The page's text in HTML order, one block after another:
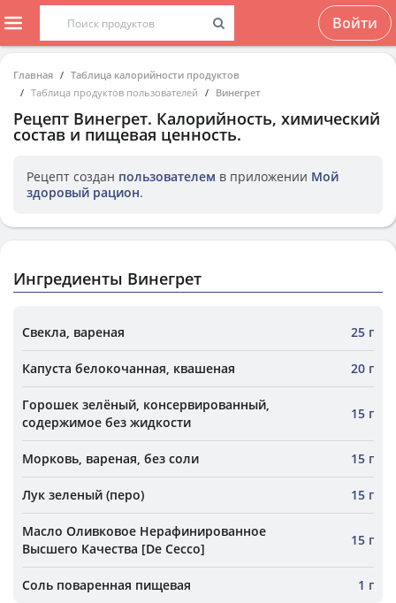
Войти
Главная
Таблица калорийности продуктов
Таблица продуктов пользователей
Винегрет
Рецепт Винегрет. Калорийность, химический
состав и пищевая ценность.
Рецепт создан пользователем в приложении Мой
здоровый рацион.
Ингредиенты Винегрет
Свекла, вареная 25 г
Капуста белокочанная, квашеная 20 г
Горошек зелёный, консервированный,
содержимое без жидкости
15 г
Морковь, вареная, без соли 15 г
Лук зеленый (перо) 15 г
Масло Оливковое Нерафинированное
Высшего Качества [De Cecco]
15 г
Соль поваренная пищевая 1 г